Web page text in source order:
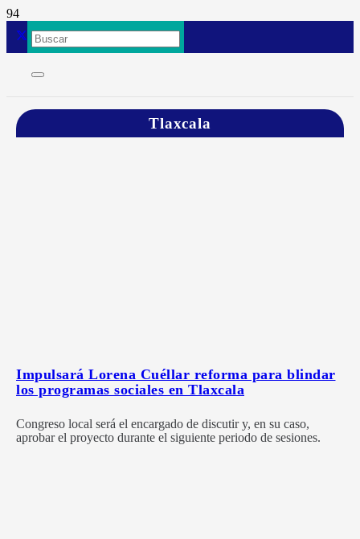
Tlaxcala
Impulsará Lorena Cuéllar reforma para blindar
los programas sociales en Tlaxcala
Congreso local será el encargado de discutir y, en su caso,
aprobar el proyecto durante el siguiente periodo de sesiones.